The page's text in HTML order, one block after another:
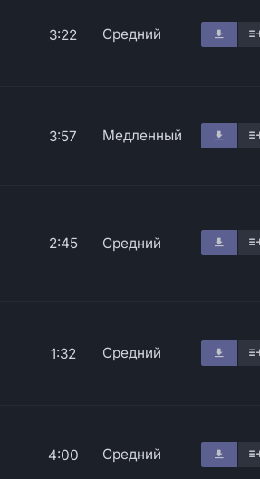
3:22 Средний
3:57 Медленный
2:45 Средний
1:32 Средний
4:00 Средний